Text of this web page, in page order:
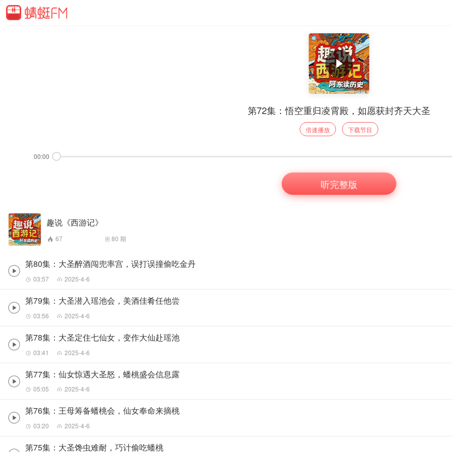
第72集：悟空重归凌霄殿，如愿获封齐天大圣
倍速播放 下载节目
00:00
听完整版
趣说《西游记》
67 80 期
第80集：大圣醉酒闯兜率宫，误打误撞偷吃金丹
03:57 2025-4-6
第79集：大圣潜入瑶池会，美酒佳肴任他尝
03:56 2025-4-6
第78集：大圣定住七仙女，变作大仙赴瑶池
03:41 2025-4-6
第77集：仙女惊遇大圣怒，蟠桃盛会信息露
05:05 2025-4-6
第76集：王母筹备蟠桃会，仙女奉命来摘桃
03:20 2025-4-6
第75集：大圣馋虫难耐，巧计偷吃蟠桃